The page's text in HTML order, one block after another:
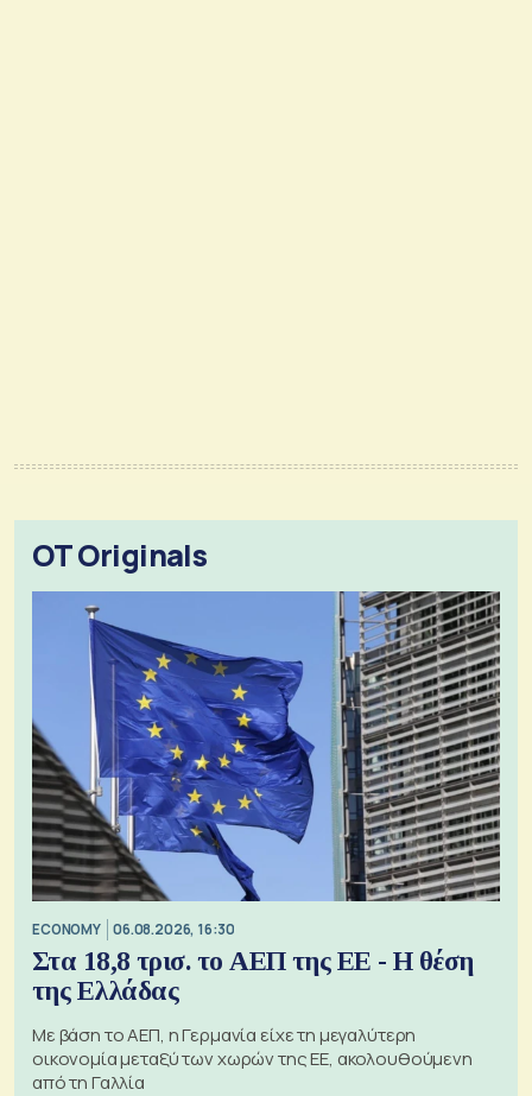
OT Originals
ECONOMY 06.08.2026, 16:30
Στα 18,8 τρισ. το ΑΕΠ της ΕΕ - Η θέση
της Ελλάδας
Με βάση το ΑΕΠ, η Γερμανία είχε τη μεγαλύτερη
οικονομία μεταξύ των χωρών της ΕΕ, ακολουθούμενη
από τη Γαλλία